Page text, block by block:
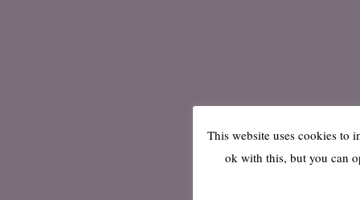
This website uses cookies to
ok with this, but you can